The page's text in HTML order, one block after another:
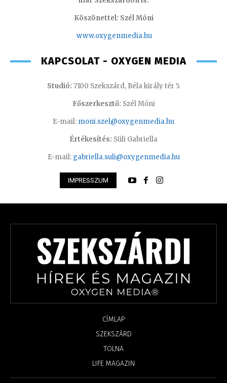
Köszönettel: Szél Móni
www.oxygenmedia.hu
KAPCSOLAT - OXYGEN MEDIA
Studió: 7100 Szekszárd, Béla király tér 5.
Főszerkesztő: Szél Móni
E-mail: moni.szel@oxygenmedia.hu
Értékesítés: Süli Gabriella
E-mail: gabriella.suli@oxygenmedia.hu
IMPRESSZUM
CÍMLAP
SZEKSZÁRD
TOLNA
LIFE MAGAZIN